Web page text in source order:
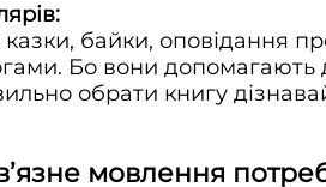
байки, оповідання
Бо вони допомагають
обрати книгу
мовлення